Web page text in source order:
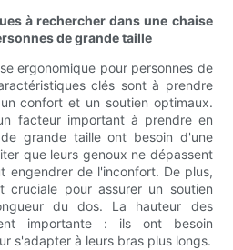
à rechercher dans une chaise
de grande taille
ergonomique pour personnes de
clés sont à prendre
confort et un soutien optimaux.
facteur important à prendre en
grande taille ont besoin d'une
que leurs genoux ne dépassent
engendrer de l'inconfort. De plus,
cruciale pour assurer un soutien
du dos. La hauteur des
importante : ils ont besoin
s'adapter à leurs bras plus longs.